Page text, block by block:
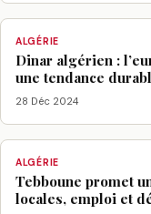
ALGÉRIE
Dinar algérien :
une tendance
28 Déc 2024
ALGÉRIE
Tebboune promet
locales, emploi et